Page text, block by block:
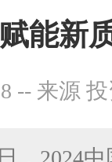
能新
-- 来源